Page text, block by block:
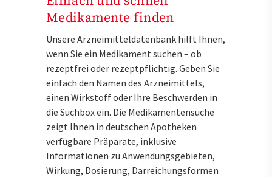
Medikamente finden
Unsere Arzneimitteldatenbank hilft Ihnen,
wenn Sie ein Medikament suchen – ob
rezeptfrei oder rezeptpflichtig. Geben Sie
einfach den Namen des Arzneimittels,
einen Wirkstoff oder Ihre Beschwerden in
die Suchbox ein. Die Medikamentensuche
zeigt Ihnen in deutschen Apotheken
verfügbare Präparate, inklusive
Informationen zu Anwendungsgebieten,
Wirkung, Dosierung, Darreichungsformen